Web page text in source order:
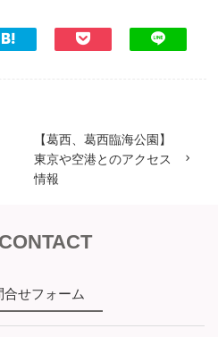
【葛西、葛西臨海公園】
東京や空港とのアクセス
情報
CONTACT
合せフォーム